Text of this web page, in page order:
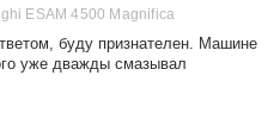
ESAM 4500 Magnifica
буду признателен. Машине
уже дважды смазывал